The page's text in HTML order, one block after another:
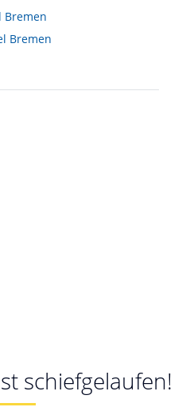
Bremen
Bremen
schiefgelaufen!